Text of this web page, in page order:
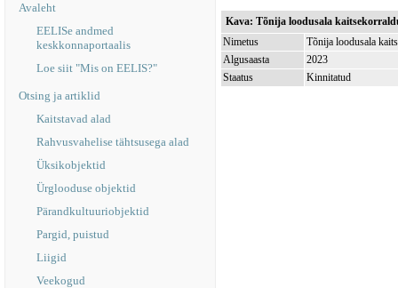
Avaleht
EELISe andmed
keskkonnaportaalis
Loe siit "Mis on EELIS?"
Otsing ja artiklid
Kaitstavad alad
Rahvusvahelise tähtsusega alad
Üksikobjektid
Ürglooduse objektid
Pärandkultuuriobjektid
Pargid, puistud
Liigid
Veekogud
Kava: Tõnija loodusala
Nimetus
Tõnija loodusala
Algusaasta
2023
Staatus
Kinnitatud